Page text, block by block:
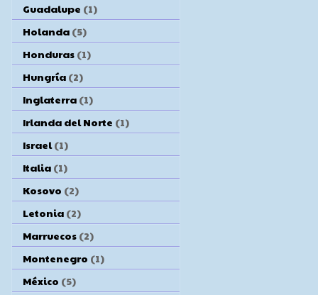
Guadalupe (1)
Holanda (5)
Honduras (1)
Hungría (2)
Inglaterra (1)
Irlanda del Norte (1)
Israel (1)
Italia (1)
Kosovo (2)
Letonia (2)
Marruecos (2)
Montenegro (1)
México (5)